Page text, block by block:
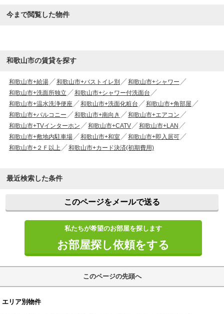
今まで閲覧した物件
和歌山市の賃貸を探す
和歌山市+給湯 和歌山市+バストイレ別
和歌山市+シャワー
和歌山市+洗面所独立
和歌山市+シャワー付洗面台
和歌山市+温水洗浄便座
和歌山市+洗面化粧台
和歌山市+角部屋
和歌山市+バルコニー
和歌山市+南向き
和歌山市+エアコン
和歌山市+TVインターホン
和歌山市+CATV
和歌山市+LAN
和歌山市+敷地内駐車場
和歌山市+和室
和歌山市+即入居可
和歌山市+２Ｆ以上
和歌山市+カード決済(初期費用)
最近検索した条件
このページをメールで送る
私たちが希望のお部屋を探します
お部屋探し依頼をする
このページの先頭へ
エリア別物件